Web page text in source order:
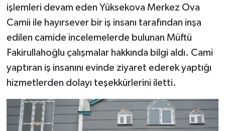
işlemleri devam eden Yüksekova Merkez Ova
Camii ile hayırsever bir iş insanı tarafından inşa
edilen camide incelemelerde bulunan Müftü
Fakirullahoğlu çalışmalar hakkında bilgi aldı. Cami
yaptıran iş insanını evinde ziyaret ederek yaptığı
hizmetlerden dolayı teşekkürlerini iletti.